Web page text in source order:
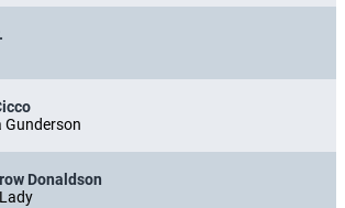
Gunderson
Donaldson